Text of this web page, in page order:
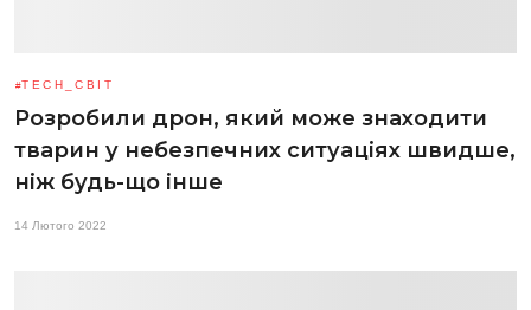
TECH_СВІТ
Розробили дрон, який може знаходити
тварин у небезпечних ситуаціях швидше,
ніж будь-що інше
14 Лютого 2022